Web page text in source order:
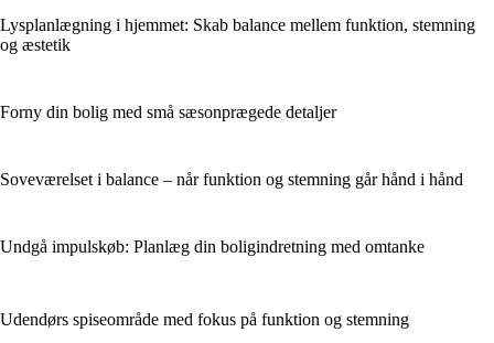
Lysplanlægning i hjemmet: Skab balance mellem funktion, stemning
og æstetik
Forny din bolig med små sæsonprægede detaljer
Soveværelset i balance – når funktion og stemning går hånd i hånd
Undgå impulskøb: Planlæg din boligindretning med omtanke
Udendørs spiseområde med fokus på funktion og stemning